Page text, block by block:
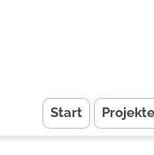
Start